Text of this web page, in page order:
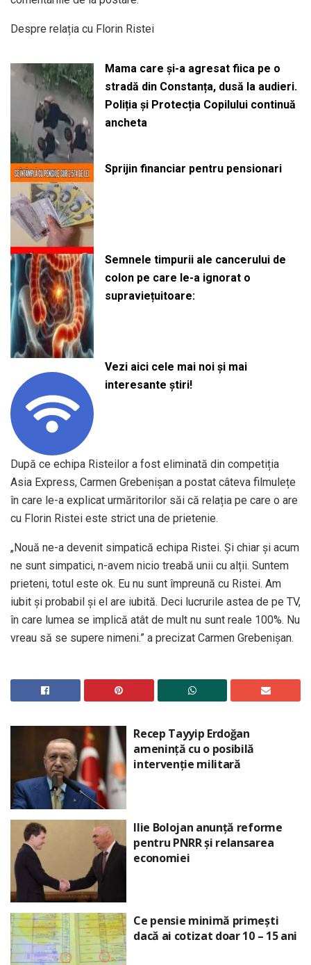
Despre relația cu Florin Ristei
Mama care și-a agresat fiica pe o
stradă din Constanța, dusă la audieri.
Poliția și Protecția Copilului continuă
ancheta
Sprijin financiar pentru pensionari
Semnele timpurii ale cancerului de
colon pe care le-a ignorat o
supraviețuitoare:
Vezi aici cele mai noi și mai
interesante știri!
După ce echipa Risteilor a fost eliminată din competiția
Asia Express, Carmen Grebenișan a postat câteva filmulețe
în care le-a explicat urmăritorilor săi că relația pe care o are
cu Florin Ristei este strict una de prietenie.
„Nouă ne-a devenit simpatică echipa Ristei. Și chiar și acum
ne sunt simpatici, n-avem nicio treabă unii cu alții. Suntem
prieteni, totul este ok. Eu nu sunt împreună cu Ristei. Am
iubit și probabil și el are iubită. Deci lucrurile astea de pe TV,
în care lumea se implică atât de mult nu sunt reale 100%. Nu
vreau să se supere nimeni.” a precizat Carmen Grebenișan.
Recep Tayyip Erdoğan
amenință cu o posibilă
intervenție militară
Ilie Bolojan anunță reforme
pentru PNRR și relansarea
economiei
Ce pensie minimă primești
dacă ai cotizat doar 10 – 15 ani